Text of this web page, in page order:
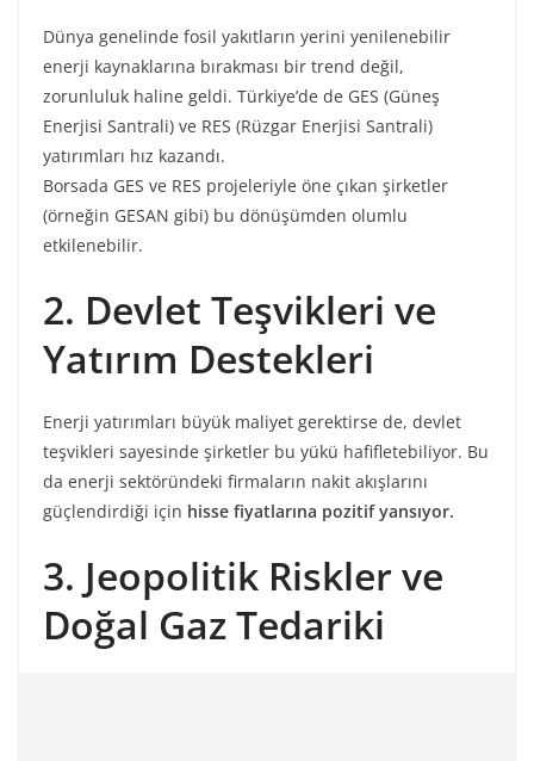
Dünya genelinde fosil yakıtların yerini yenilenebilir
enerji kaynaklarına bırakması bir trend değil,
zorunluluk haline geldi. Türkiye’de de GES (Güneş
Enerjisi Santrali) ve RES (Rüzgar Enerjisi Santrali)
yatırımları hız kazandı.
Borsada GES ve RES projeleriyle öne çıkan şirketler
(örneğin GESAN gibi) bu dönüşümden olumlu
etkilenebilir.
2. Devlet Teşvikleri ve
Yatırım Destekleri
Enerji yatırımları büyük maliyet gerektirse de, devlet
teşvikleri sayesinde şirketler bu yükü hafifletebiliyor. Bu
da enerji sektöründeki firmaların nakit akışlarını
güçlendirdiği için hisse fiyatlarına pozitif yansıyor.
3. Jeopolitik Riskler ve
Doğal Gaz Tedariki